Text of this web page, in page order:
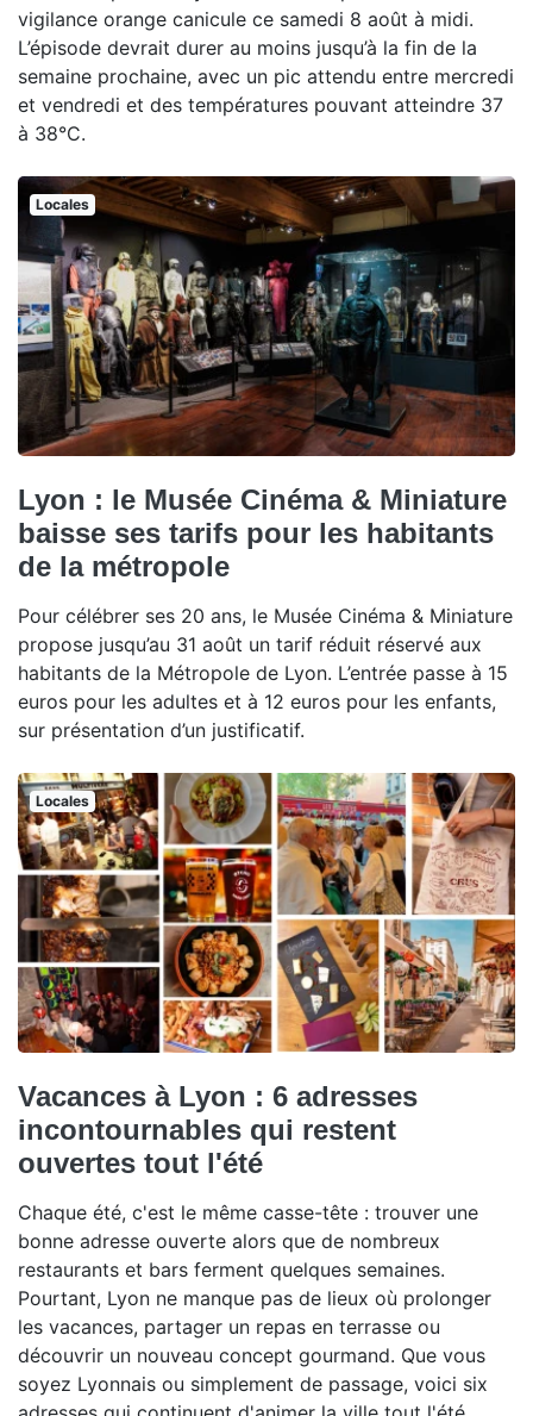
vigilance orange canicule ce samedi 8 août à midi.
L’épisode devrait durer au moins jusqu’à la fin de la
semaine prochaine, avec un pic attendu entre mercredi
et vendredi et des températures pouvant atteindre 37
à 38°C.
Locales
Lyon : le Musée Cinéma & Miniature
baisse ses tarifs pour les habitants
de la métropole
Pour célébrer ses 20 ans, le Musée Cinéma & Miniature
propose jusqu’au 31 août un tarif réduit réservé aux
habitants de la Métropole de Lyon. L’entrée passe à 15
euros pour les adultes et à 12 euros pour les enfants,
sur présentation d’un justificatif.
Locales
Vacances à Lyon : 6 adresses
incontournables qui restent
ouvertes tout l'été
Chaque été, c'est le même casse-tête : trouver une
bonne adresse ouverte alors que de nombreux
restaurants et bars ferment quelques semaines.
Pourtant, Lyon ne manque pas de lieux où prolonger
les vacances, partager un repas en terrasse ou
découvrir un nouveau concept gourmand. Que vous
soyez Lyonnais ou simplement de passage, voici six